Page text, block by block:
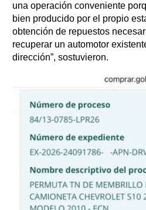
una operación conveniente
bien producido por el propio
obtención de repuestos
recuperar un automotor
dirección”, sostuvieron.